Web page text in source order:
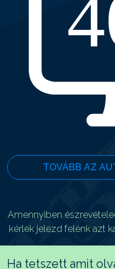
TOVÁBB AZ
Amennyiben
kérlek jelezd felénk azt
Ha tetszett amit